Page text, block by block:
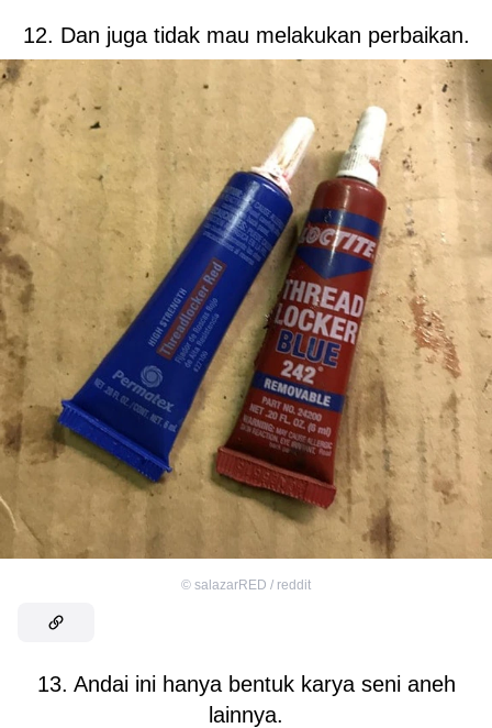
12. Dan juga tidak mau melakukan perbaikan.
© salazarRED / reddit
13. Andai ini hanya bentuk karya seni aneh
lainnya.